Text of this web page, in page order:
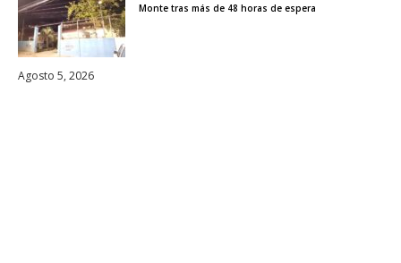
Monte tras más de 48 horas de espera
Agosto 5, 2026